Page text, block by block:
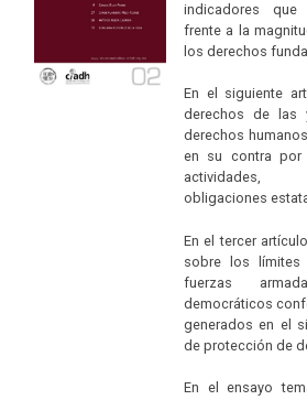
indicadores que
frente a la
los derechos
En el siguiente
derechos de las
derechos
en su contra por
actividades,
obligaciones
En el tercer
sobre los
fuerzas
democráticos
generados en el
de protección de
En el ensayo